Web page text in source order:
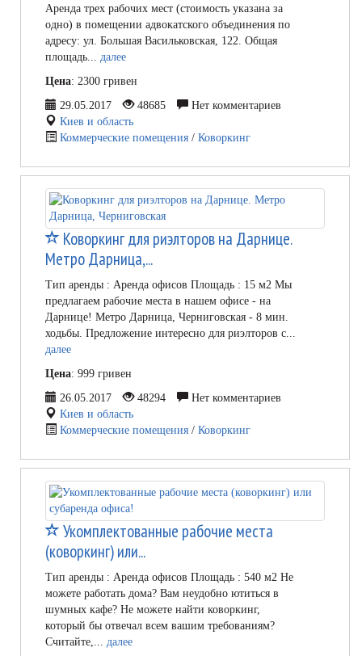
Аренда трех рабочих мест (стоимость указана за
одно) в помещении адвокатского объединения по
адресу: ул. Большая Васильковская, 122. Общая
площадь... далее
Цена: 2300 гривен
29.05.2017
48685
Нет комментариев
Киев и область
Коммерческие помещения / Коворкинг
Коворкинг для риэлторов на Дарнице.
Метро Дарница,...
Тип аренды : Аренда офисов Площадь : 15 м2 Мы
предлагаем рабочие места в нашем офисе - на
Дарнице! Метро Дарница, Черниговская - 8 мин.
ходьбы. Предложение интересно для риэлторов с...
далее
Цена: 999 гривен
26.05.2017
48294
Нет комментариев
Киев и область
Коммерческие помещения / Коворкинг
Укомплектованные рабочие места
(коворкинг) или...
Тип аренды : Аренда офисов Площадь : 540 м2 Не
можете работать дома? Вам неудобно ютиться в
шумных кафе? Не можете найти коворкинг,
который бы отвечал всем вашим требованиям?
Считайте,... далее